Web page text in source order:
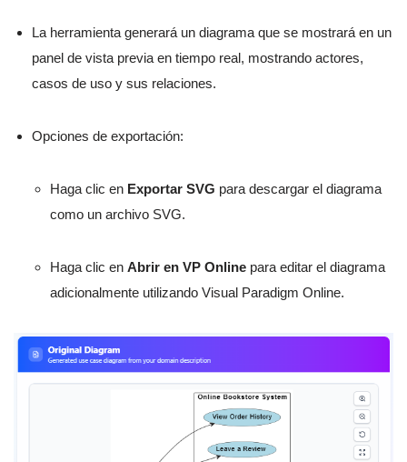
La herramienta generará un diagrama que se mostrará en un
panel de vista previa en tiempo real, mostrando actores,
casos de uso y sus relaciones.
Opciones de exportación:
Haga clic en Exportar SVG para descargar el diagrama
como un archivo SVG.
Haga clic en Abrir en VP Online para editar el diagrama
adicionalmente utilizando Visual Paradigm Online.